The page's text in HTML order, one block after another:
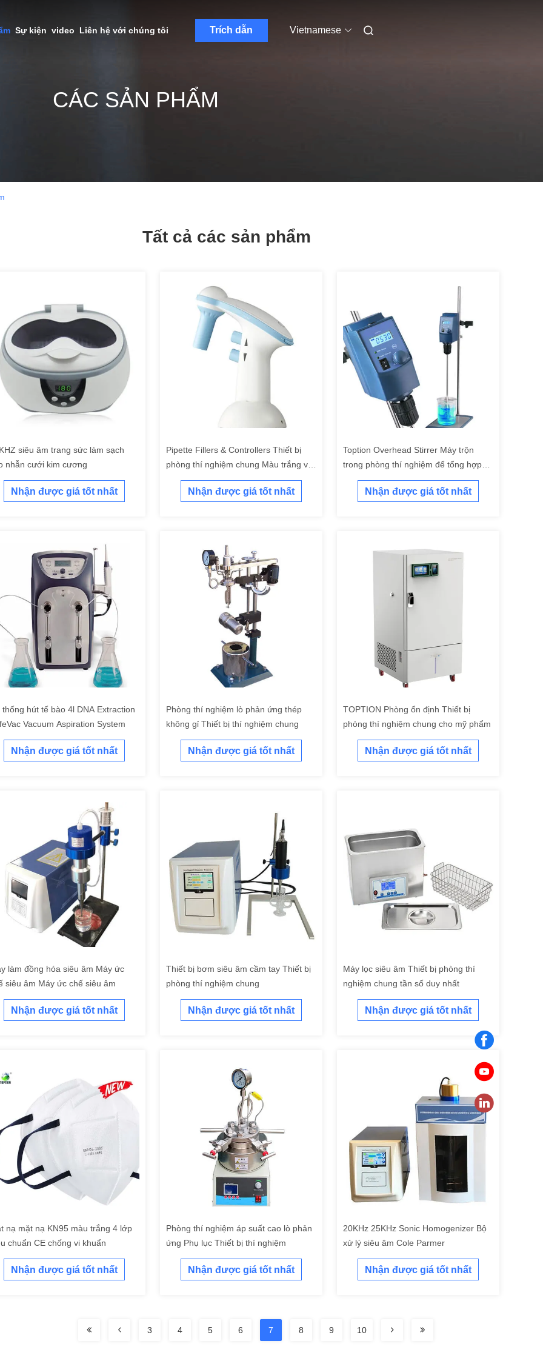
Sự kiện video Liên hệ với chúng tôi Trích dẫn Vietnamese
CÁC SẢN PHẨM
Tất cả các sản phẩm
siêu âm trang sức làm sạch
nhẫn cưới kim cương
Nhận được giá tốt nhất
Pipette Fillers & Controllers Thiết bị
phòng thí nghiệm chung Màu trắng và
xanh
Nhận được giá tốt nhất
Toption Overhead Stirrer Máy trộn
trong phòng thí nghiệm để tổng hợp
dược phẩm
Nhận được giá tốt nhất
thống hút tế bào 4l DNA Extraction
Vacuum Aspiration System
Nhận được giá tốt nhất
Phòng thí nghiệm lò phản ứng thép
không gỉ Thiết bị thí nghiệm chung
Nhận được giá tốt nhất
TOPTION Phòng ổn định Thiết bị
phòng thí nghiệm chung cho mỹ phẩm
Nhận được giá tốt nhất
làm đồng hóa siêu âm Máy ức
siêu âm Máy ức chế siêu âm
Nhận được giá tốt nhất
Thiết bị bơm siêu âm cầm tay Thiết bị
phòng thí nghiệm chung
Nhận được giá tốt nhất
Máy lọc siêu âm Thiết bị phòng thí
nghiệm chung tần số duy nhất
Nhận được giá tốt nhất
nạ mặt nạ KN95 màu trắng 4 lớp
chuẩn CE chống vi khuẩn
Nhận được giá tốt nhất
Phòng thí nghiệm áp suất cao lò phản
ứng Phụ lục Thiết bị thí nghiệm
Nhận được giá tốt nhất
20KHz 25KHz Sonic Homogenizer Bộ
xử lý siêu âm Cole Parmer
Nhận được giá tốt nhất
3 4 5 6 7 8 9 10